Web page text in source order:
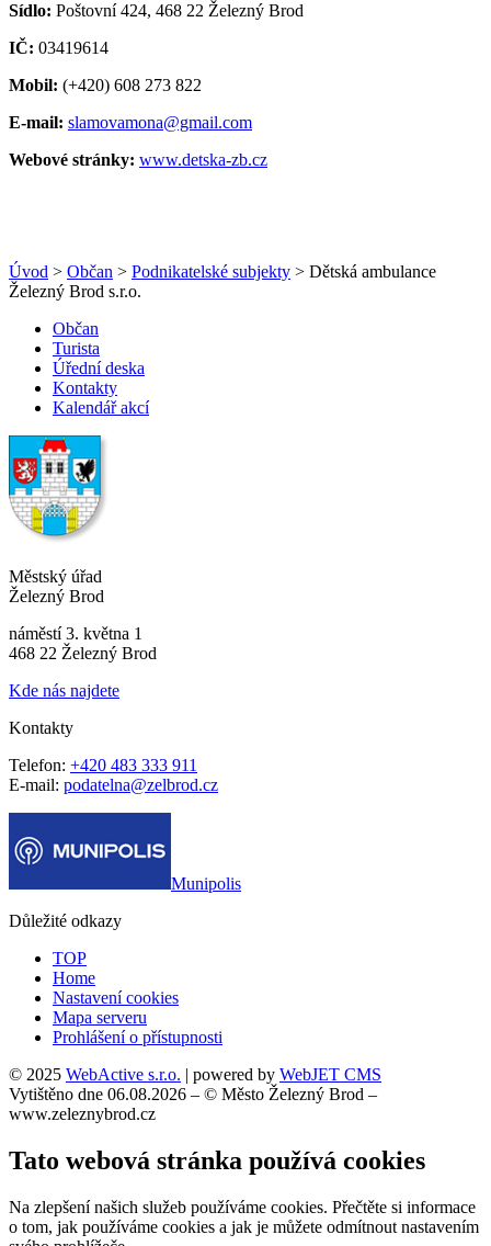
Sídlo: Poštovní 424, 468 22 Železný Brod
IČ: 03419614
Mobil: (+420) 608 273 822
E-mail: slamovamona@gmail.com
Webové stránky: www.detska-zb.cz
Úvod > Občan > Podnikatelské subjekty > Dětská ambulance
Železný Brod s.r.o.
Občan
Turista
Úřední deska
Kontakty
Kalendář akcí
Městský úřad
Železný Brod
náměstí 3. května 1
468 22 Železný Brod
Kde nás najdete
Kontakty
Telefon: +420 483 333 911
E-mail: podatelna@zelbrod.cz
Munipolis
Důležité odkazy
TOP
Home
Nastavení cookies
Mapa serveru
Prohlášení o přístupnosti
© 2025 WebActive s.r.o. | powered by WebJET CMS
Vytištěno dne 06.08.2026 – © Město Železný Brod –
www.zeleznybrod.cz
Tato webová stránka používá cookies
Na zlepšení našich služeb používáme cookies. Přečtěte si informace
o tom, jak používáme cookies a jak je můžete odmítnout nastavením